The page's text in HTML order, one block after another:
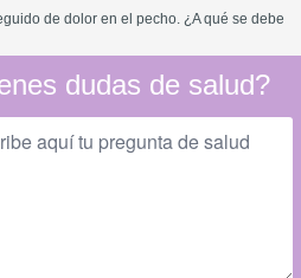
de dolor en el pecho. ¿A qué se debe
dudas de salud?